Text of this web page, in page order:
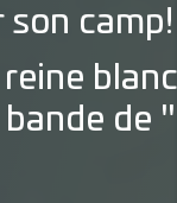
son camp!
reine
de